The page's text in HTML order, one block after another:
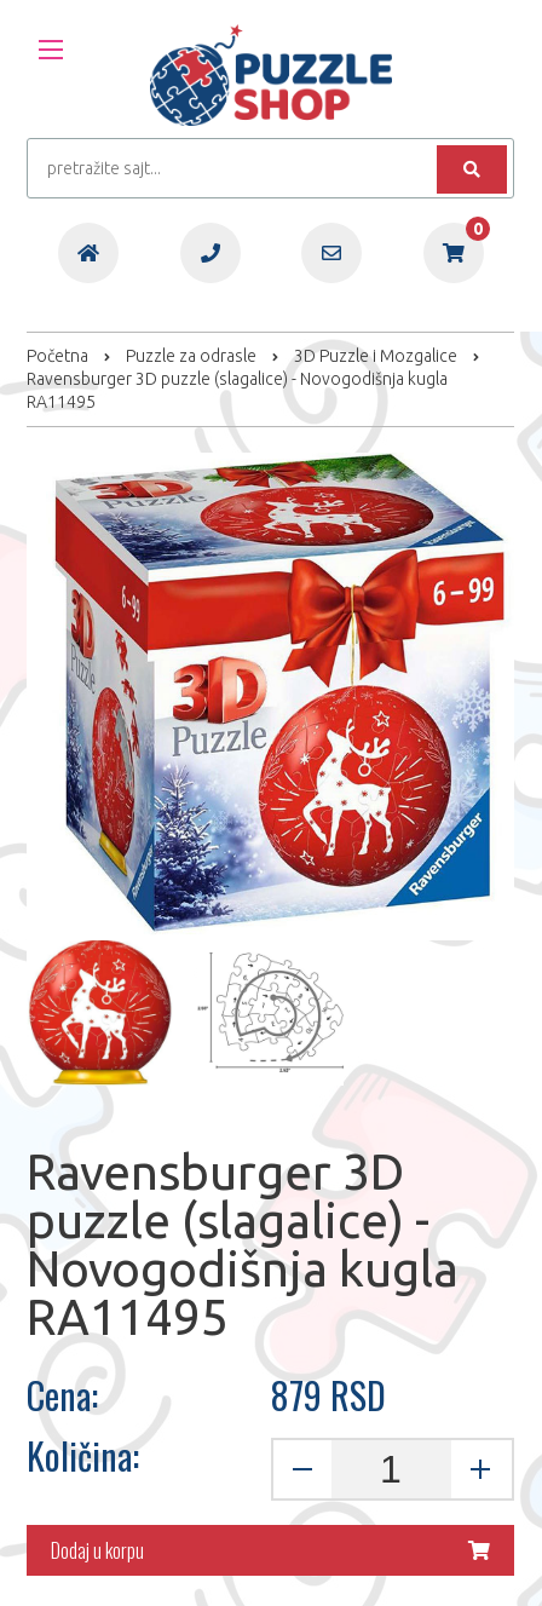
0
Početna Puzzle za odrasle
3D Puzzle i Mozgalice
Ravensburger 3D puzzle (slagalice) - Novogodišnja kugla
RA11495
Ravensburger 3D
puzzle (slagalice) -
Novogodišnja kugla
RA11495
Cena:
879 RSD
Količina:
Dodaj u korpu